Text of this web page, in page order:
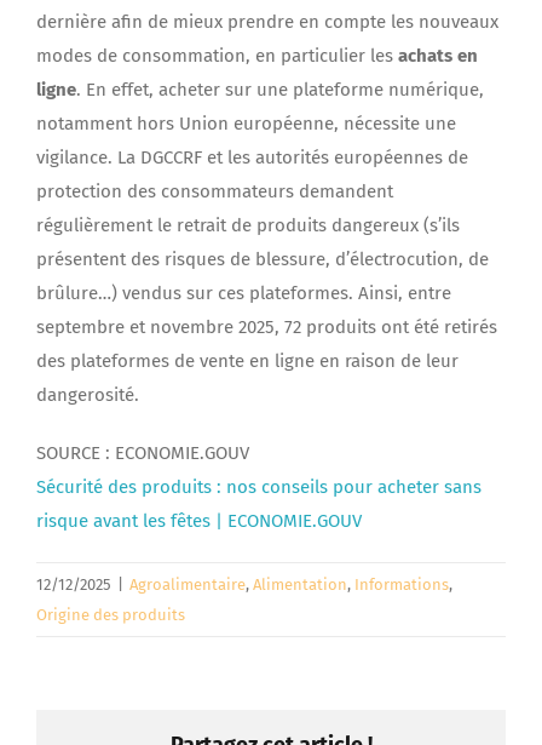
dernière afin de mieux prendre en compte les nouveaux
modes de consommation, en particulier les achats en
ligne. En effet, acheter sur une plateforme numérique,
notamment hors Union européenne, nécessite une
vigilance. La DGCCRF et les autorités européennes de
protection des consommateurs demandent
régulièrement le retrait de produits dangereux (s’ils
présentent des risques de blessure, d’électrocution, de
brûlure…) vendus sur ces plateformes. Ainsi, entre
septembre et novembre 2025, 72 produits ont été retirés
des plateformes de vente en ligne en raison de leur
dangerosité.
SOURCE : ECONOMIE.GOUV
Sécurité des produits : nos conseils pour acheter sans
risque avant les fêtes | ECONOMIE.GOUV
12/12/2025 Agroalimentaire, Alimentation, Informations,
Origine des produits